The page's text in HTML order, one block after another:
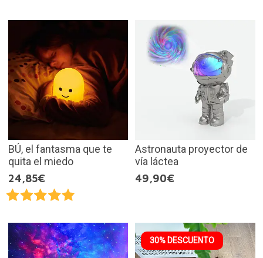
BÚ, el fantasma que te
quita el miedo
24,85€
Astronauta proyector de
vía láctea
49,90€
30% DESCUENTO